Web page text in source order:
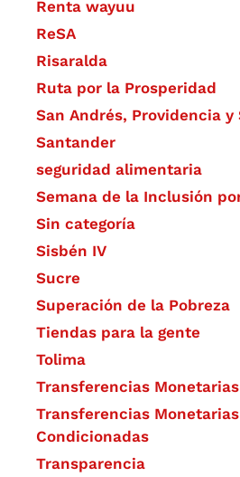
Renta wayuu
ReSA
Risaralda
Ruta por la Prosperidad
San Andrés, Providencia
Santander
seguridad alimentaria
Semana de la Inclusión
Sin categoría
Sisbén IV
Sucre
Superación de la Pobreza
Tiendas para la gente
Tolima
Transferencias
Transferencias
Condicionadas
Transparencia